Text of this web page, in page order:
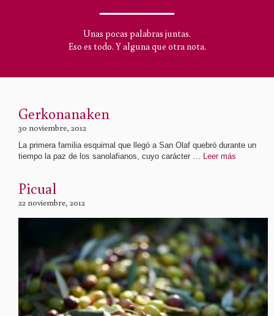
Unas pocas palabras juntas.
Eso es todo. Y alguna que otra nota.
Gerkonanaken
30 noviembre, 2012
La primera familia esquimal que llegó a San Olaf quebró durante un
tiempo la paz de los sanolafianos, cuyo carácter … Leer más
Picual
22 noviembre, 2012